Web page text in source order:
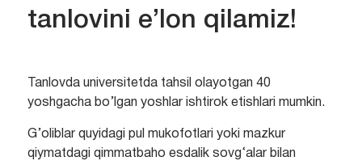
tanlovini e’lon qilamiz!
Tanlovda universitetda tahsil olayotgan 40
yoshgacha bo’lgan yoshlar ishtirok etishlari mumkin.
G’oliblar quyidagi pul mukofotlari yoki mazkur
qiymatdagi qimmatbaho esdalik sovg‘alar bilan